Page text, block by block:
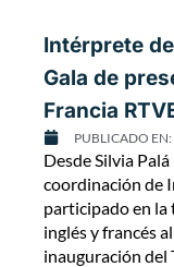
Intérprete
Gala de
Francia
PUBLICADO EN:
Desde Silvia
coordinación de
participado en la
inglés y francés
inauguración del